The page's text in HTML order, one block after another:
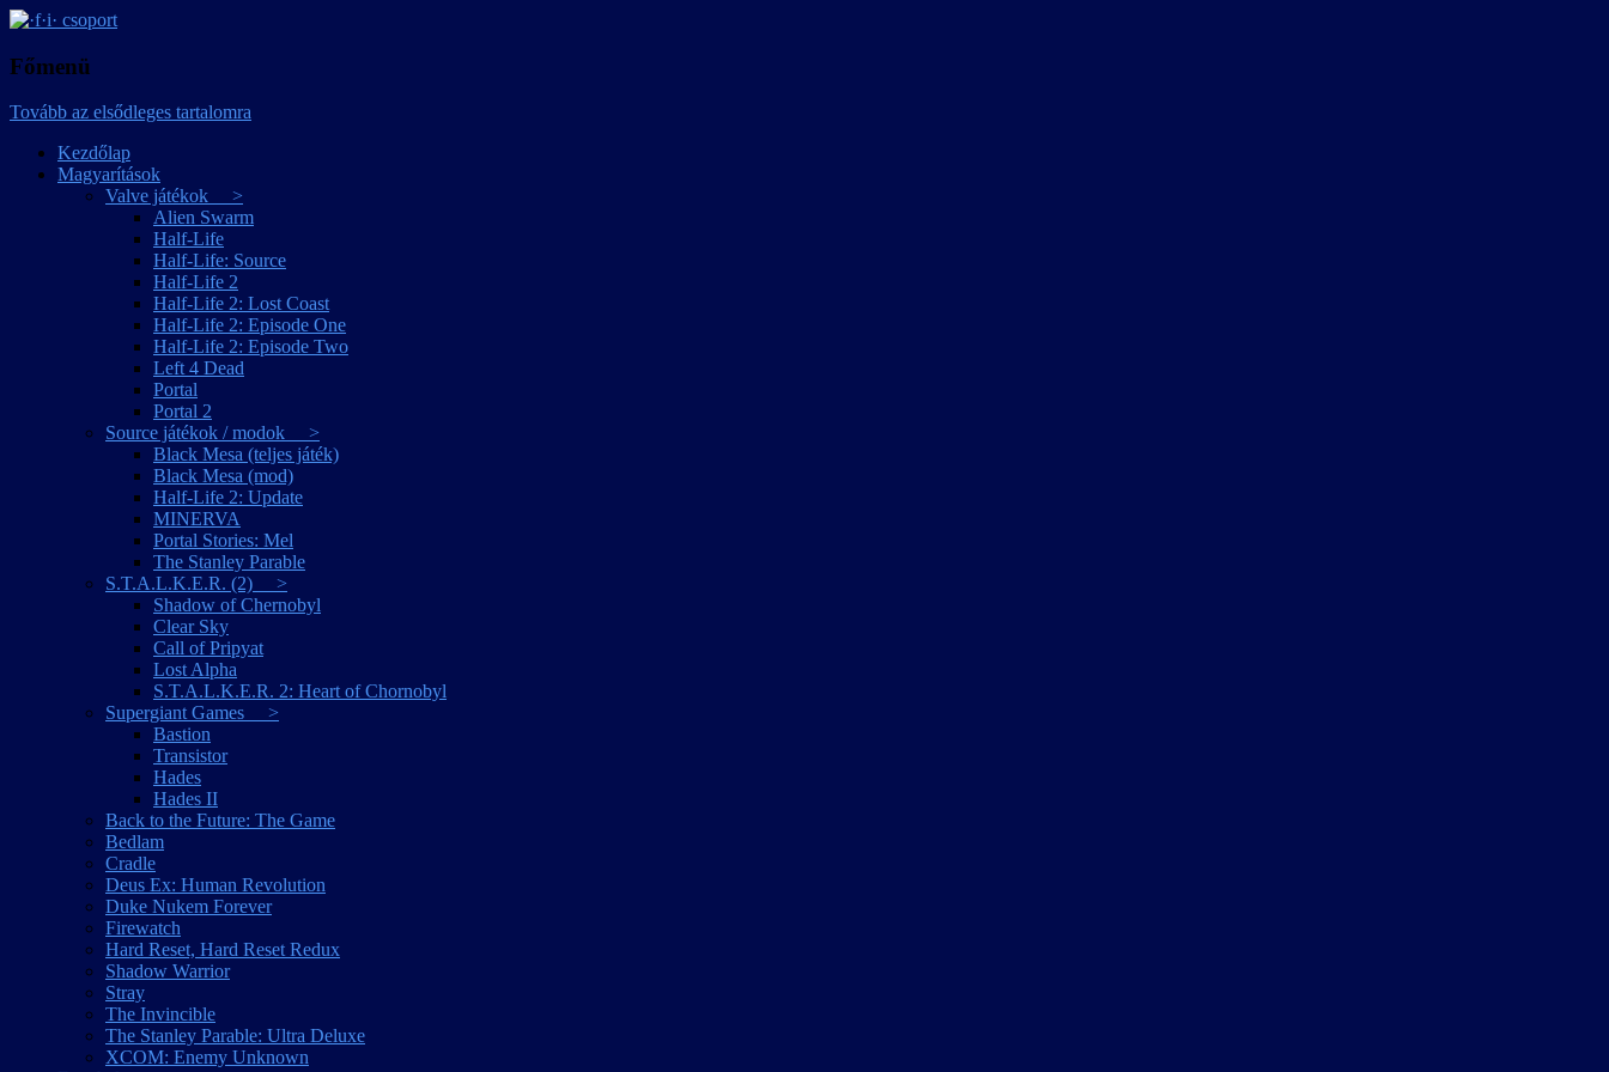
·f·i· csoport
Főmenü
Tovább az elsődleges tartalomra
Kezdőlap
Magyarítások
Valve játékok >
Alien Swarm
Half-Life
Half-Life: Source
Half-Life 2
Half-Life 2: Lost Coast
Half-Life 2: Episode One
Half-Life 2: Episode Two
Left 4 Dead
Portal
Portal 2
Source játékok / modok >
Black Mesa (teljes játék)
Black Mesa (mod)
Half-Life 2: Update
MINERVA
Portal Stories: Mel
The Stanley Parable
S.T.A.L.K.E.R. (2) >
Shadow of Chernobyl
Clear Sky
Call of Pripyat
Lost Alpha
S.T.A.L.K.E.R. 2: Heart of Chornobyl
Supergiant Games >
Bastion
Transistor
Hades
Hades II
Back to the Future: The Game
Bedlam
Cradle
Deus Ex: Human Revolution
Duke Nukem Forever
Firewatch
Hard Reset, Hard Reset Redux
Shadow Warrior
Stray
The Invincible
The Stanley Parable: Ultra Deluxe
XCOM: Enemy Unknown